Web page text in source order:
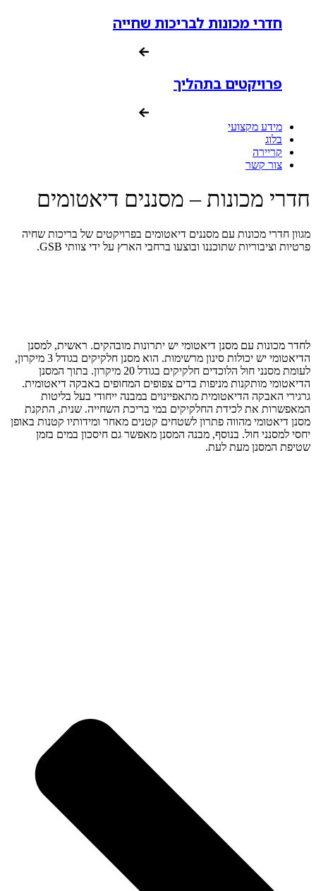
חדרי מכונות לבריכות שחייה
פרויקטים בתהליך
מידע מקצועי
בלוג
קריירה
צור קשר
חדרי מכונות – מסננים דיאטומים
מגוון חדרי מכונות עם מסננים דיאטומים בפרויקטים של בריכות שחיה
פרטיות וציבוריות שתוכננו ובוצעו ברחבי הארץ על ידי צוותי GSB.
לחדר מכונות עם מסנן דיאטומי יש יתרונות מובהקים. ראשית, למסנן
הדיאטומי יש יכולות סינון מרשימות. הוא מסנן חלקיקים בגודל 3 מיקרון,
לעומת מסנני חול הלוכדים חלקיקים בגודל 20 מיקרון. בתוך המסנן
הדיאטומי מותקנות מניפות בדים צפופים המחופים באבקה דיאטומית.
גרגירי האבקה הדיאטומית מתאפיינוים במבנה ייחודי בעל בליטות
המאפשרות את לכידת החלקיקים במי בריכת השחייה. שנית, התקנת
מסנן דיאטומי מהווה פתרון לשטחים קטנים מאחר ומידותיו קטנות באופן
יחסי למסנני חול. בנוסף, מבנה המסנן מאפשר גם חיסכון במים בזמן
שטיפת המסנן מעת לעת.